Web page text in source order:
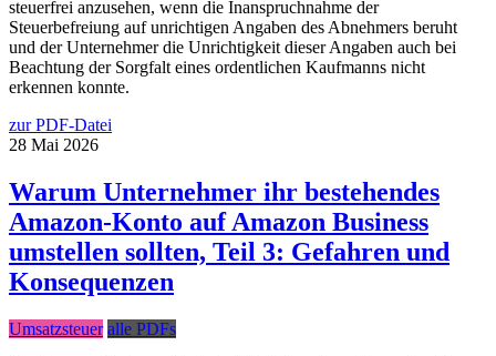
steuerfrei anzusehen, wenn die Inanspruchnahme der
Steuerbefreiung auf unrichtigen Angaben des Abnehmers beruht
und der Unternehmer die Unrichtigkeit dieser Angaben auch bei
Beachtung der Sorgfalt eines ordentlichen Kaufmanns nicht
erkennen konnte.
zur PDF-Datei
28 Mai 2026
Warum Unternehmer ihr bestehendes
Amazon-Konto auf Amazon Business
umstellen sollten, Teil 3: Gefahren und
Konsequenzen
Umsatzsteuer alle PDFs